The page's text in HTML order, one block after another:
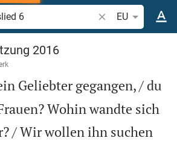
Bibelstelle oder
EU
2016
Geliebter gegangen, / du
Wohin wandte sich
/ Wir wollen ihn suchen